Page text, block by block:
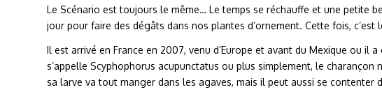
Le Scénario est toujours le même… Le temps se réchauffe et une petite
jour pour faire des dégâts dans nos plantes d’ornement. Cette fois, c’est
Il est arrivé en France en 2007, venu d’Europe et avant du Mexique ou il
s’appelle Scyphophorus acupunctatus ou plus simplement, le charançon
sa larve va tout manger dans les agaves, mais il peut aussi se contenter